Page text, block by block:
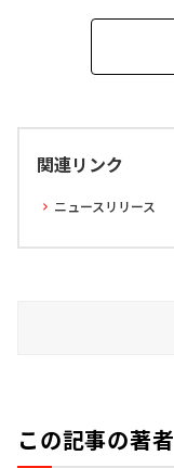
関連リンク
ニュースリリース
この記事の著者